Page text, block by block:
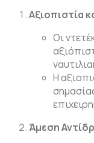
Αξιοπιστία
Οι
Η
Άμεση